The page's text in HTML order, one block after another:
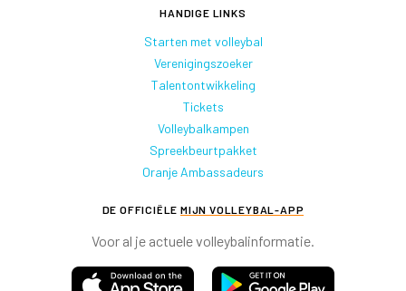
HANDIGE LINKS
Starten met volleybal
Verenigingszoeker
Talentontwikkeling
Tickets
Volleybalkampen
Spreekbeurtpakket
Oranje Ambassadeurs
DE OFFICIËLE MIJN VOLLEYBAL-APP
Voor al je actuele volleybalinformatie.